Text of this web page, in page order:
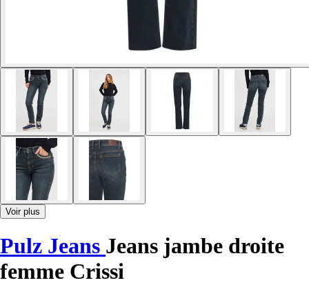
Voir plus
Pulz Jeans Jeans jambe droite
femme Crissi